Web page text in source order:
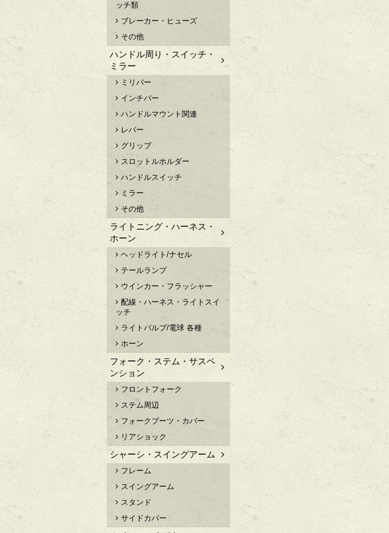
ッチ類
ブレーカー・ヒューズ
その他
ハンドル周り・スイッチ・
ミラー
ミリバー
インチバー
ハンドルマウント関連
レバー
グリップ
スロットルホルダー
ハンドルスイッチ
ミラー
その他
ライトニング・ハーネス・
ホーン
ヘッドライト/ナセル
テールランプ
ウインカー・フラッシャー
配線・ハーネス・ライトスイ
ッチ
ライトバルブ/電球 各種
ホーン
フォーク・ステム・サスペ
ンション
フロントフォーク
ステム周辺
フォークブーツ・カバー
リアショック
シャーシ・スイングアーム
フレーム
スイングアーム
スタンド
サイドカバー